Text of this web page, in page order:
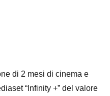
di 2 mesi di cinema e
“Infinity +” del valore